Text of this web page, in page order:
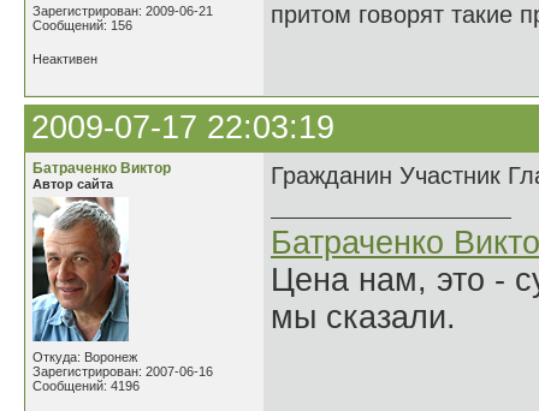
Зарегистрирован: 2009-06-21
Сообщений: 156
притом говорят такие
Неактивен
2009-07-17 22:03:19
Батраченко Виктор
Автор сайта
Откуда: Воронеж
Зарегистрирован: 2007-06-16
Сообщений: 4196
Гражданин Участник
Батраченко
Цена нам, это -
мы сказали.